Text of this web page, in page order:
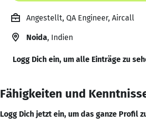
Angestellt, QA Engineer, Aircall
Noida, Indien
Logg Dich ein, um alle Einträge zu
Fähigkeiten und
Logg Dich jetzt ein, um das ganze Profil